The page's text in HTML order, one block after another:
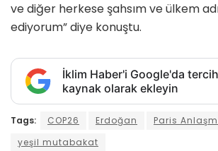
ve diğer herkese şahsım ve ülkem
ediyorum” diye konuştu.
İklim Haber'i Google'da
kaynak olarak ekleyin
Tags: COP26 Erdoğan
Paris
yeşil mutabakat